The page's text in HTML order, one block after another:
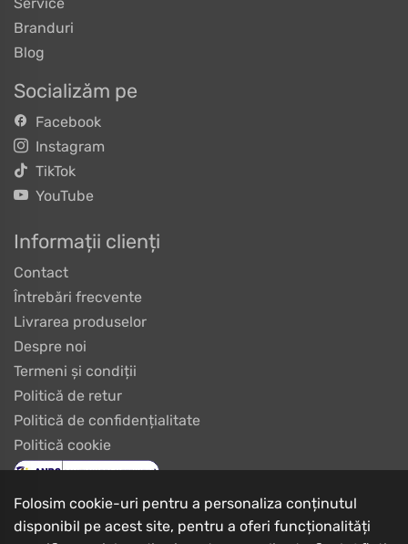
Branduri
Blog
Socializăm pe
Facebook
Instagram
TikTok
YouTube
Informații clienți
Contact
Întrebări frecvente
Livrarea produselor
Despre noi
Termeni și condiții
Politică de retur
Politică de confidențialitate
Politică cookie
Folosim cookie-uri pentru a personaliza conținutul
disponibil pe acest site, pentru a oferi funcționalități